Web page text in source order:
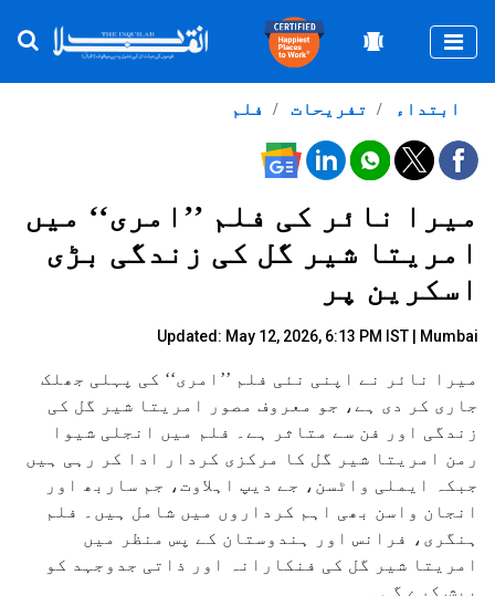
فلم تفریحات ابتداء
میرا نائر کی فلم ’’امری‘‘ میں
امریتا شیر گل کی زندگی بڑی
اسکرین پر
Updated: May 12, 2026, 6:13 PM IST | Mumbai
میرا نائر نے اپنی نئی فلم ’’امری‘‘ کی پہلی جھلک
جاری کر دی ہے، جو معروف مصور امریتا شیر گل کی
زندگی اور فن سے متاثر ہے۔ فلم میں انجلی شیوا
رمن امریتا شیر گل کا مرکزی کردار ادا کر رہی ہیں
جبکہ ایملی واٹسن، جے دیپ اہلاوت، جم ساربھ اور
انجان واسن بھی اہم کرداروں میں شامل ہیں۔ فلم
ہنگری، فرانس اور ہندوستان کے پس منظر میں
امریتا شیر گل کی فنکارانہ اور ذاتی جدوجہد کو
پیش کرے گی۔